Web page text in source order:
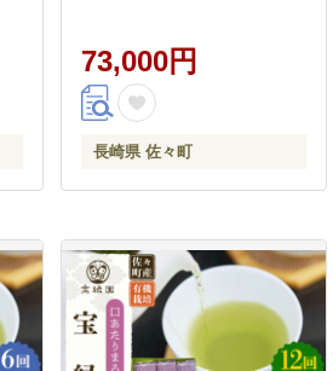
73,000円
長崎県 佐々町